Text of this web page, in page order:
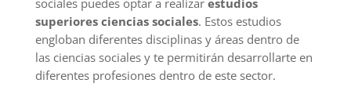
sociales puedes optar a realizar estudios
superiores ciencias sociales. Estos estudios
engloban diferentes disciplinas y áreas dentro de
las ciencias sociales y te permitirán desarrollarte en
diferentes profesiones dentro de este sector.